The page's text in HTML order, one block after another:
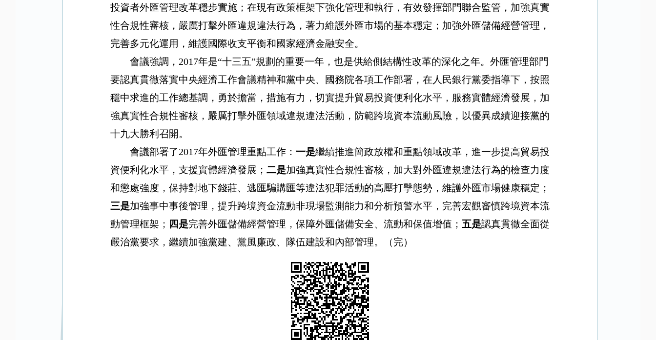
投資者外匯管理改革穩步實施；在現有政策框架下強化管理和執行，有效發揮部門聯合監管，加強真實
性合規性審核，嚴厲打擊外匯違規違法行為，著力維護外匯市場的基本穩定 ； 加強外匯儲備經營管理，
完善多元化運用，維護國際收支平衡和國家經濟金融安全。
會議強調， 2017年是“十三五”規劃的重要一年，也是供給側結構性改革的深化之年。外匯管理部門
要認真貫徹落實中央經濟工作會議精神和黨中央、國務院各項工作部署，在人民銀行黨委指導下，按照
穩中求進的工作總基調，勇於擔當，措施有力，切實提升貿易投資便利化水平，服務實體經濟發展，加
強真實性合規性審核，嚴厲打擊外匯領域違規違法活動，防範跨境資本流動風險 ，以優異成績迎接黨的
十九大勝利召開。
會議部署了2017年外匯管理重點工作： 一是繼續推進簡政放權和重點領域改革，進一步提高貿易投
資便利化水平，支援實體經濟發展； 二是加強真實性合規性審核，加大對外匯違規違法行為的檢查力度
和懲處強度，保持對地下錢莊、逃匯騙購匯等違法犯罪活動的高壓打擊態勢，維護外匯市場健康穩定；
三是加強事中事後管理，提升跨境資金流動非現場監測能力和分析預警水平，完善宏觀審慎跨境資本流
動管理框架； 四是完善外匯儲備經營管理，保障外匯儲備安全、流動和保值增值； 五是認真貫徹全面從
嚴治黨要求，繼續加強黨建、黨風廉政、隊伍建設和內部管理。（完）